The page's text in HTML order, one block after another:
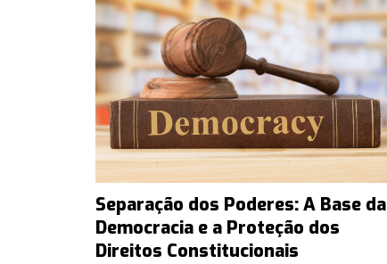
Separação dos Poderes: A Base da
Democracia e a Proteção dos
Direitos Constitucionais